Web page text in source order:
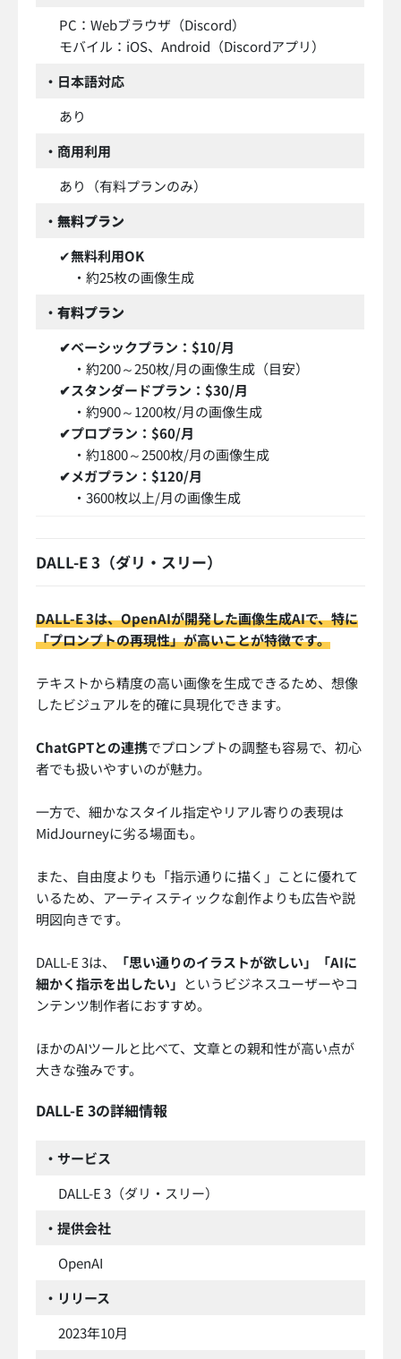
PC：Webブラウザ（Discord）
モバイル：iOS、Android（Discordアプリ）
・日本語対応
あり
・商用利用
あり（有料プランのみ）
・ 無料プラン
✔無料利用OK
・約25枚の画像生成
・ 有料プラン
✔ベーシックプラン：$10/月
・約200～250枚/月の画像生成（目安）
✔スタンダードプラン：$30/月
・約900～1200枚/月の画像生成
✔プロプラン：$60/月
・約1800～2500枚/月の画像生成
✔メガプラン：$120/月
・3600枚以上/月の画像生成
DALL-E 3（ダリ・スリー）
DALL-E 3は、OpenAIが開発した画像生成AIで、特に
「プロンプトの再現性」が高いことが特徴です。
テキストから精度の高い画像を生成できるため、想像
したビジュアルを的確に具現化できます。
ChatGPTとの連携でプロンプトの調整も容易で、初心
者でも扱いやすいのが魅力。
一方で、細かなスタイル指定やリアル寄りの表現は
MidJourneyに劣る場面も。
また、自由度よりも「指示通りに描く」ことに優れて
いるため、アーティスティックな創作よりも広告や説
明図向きです。
DALL-E 3は、
「思い通りのイラストが欲しい」「AIに
細かく指示を出したい」 というビジネスユーザーやコ
ンテンツ制作者におすすめ。
ほかのAIツールと比べて、文章との親和性が高い点が
大きな強みです。
DALL-E 3の詳細情報
・サービス
DALL-E 3（ダリ・スリー）
・提供会社
OpenAI
・リリース
2023年10月